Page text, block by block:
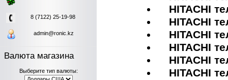
8 (7122) 25-19-98
admin@ronic.kz
Валюта магазина
Выберите тип валюты:
HITACHI
HITACHI
HITACHI
HITACHI
HITACHI
HITACHI